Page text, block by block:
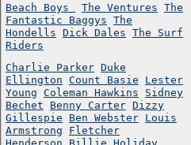
Beach Boys The Ventures The
Fantastic Baggys The
Hondells Dick Dales The Surf
Riders
Charlie Parker Duke
Ellington Count Basie
Lester
Young Coleman Hawkins
Sidney
Bechet
Benny Carter Dizzy
Gillespie
Ben Webster Louis
Armstrong
Fletcher